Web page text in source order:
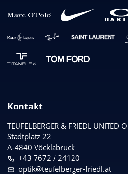
Kontakt
TEUFELBERGER & FRIEDL UNITED
Stadtplatz 22
A-4840 Vöcklabruck
+43 7672 / 24120
optik@teufelberger-friedl.at